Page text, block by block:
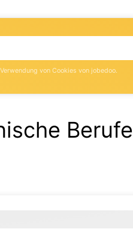
von Cookies von jobedoo.